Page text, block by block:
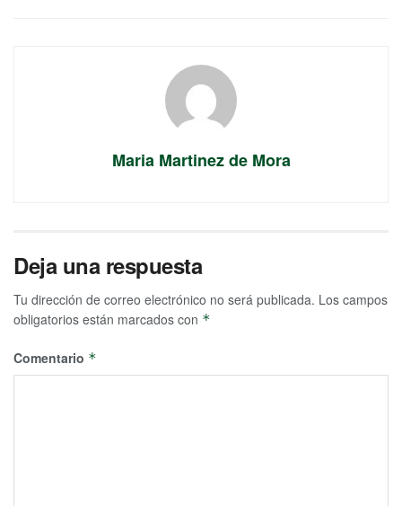
Maria Martinez de Mora
Deja una respuesta
Tu dirección de correo electrónico no será publicada. Los campos
obligatorios están marcados con *
Comentario *